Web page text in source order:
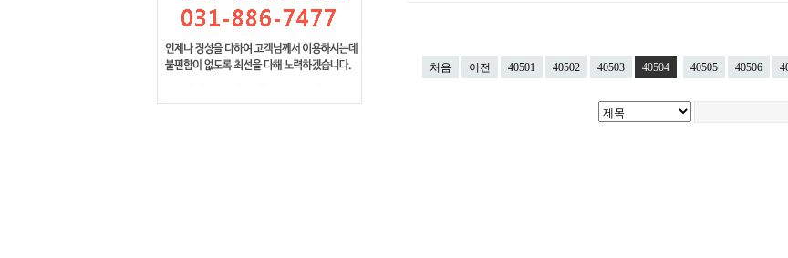
처음 이전 40501 40502 40503 40504 40505 40506